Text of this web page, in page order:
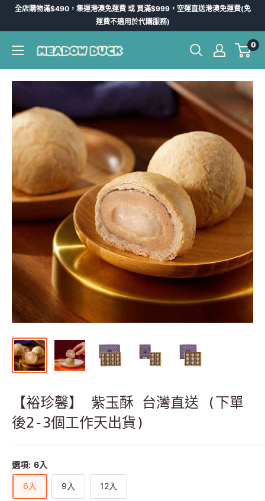
全店購物滿$490，集運港澳免運費 或 買滿$999，空運直送港澳免運費(免
運費不適用於代購服務)
Meadow
灣
代
0
【裕珍馨】 紫玉酥 台灣直送 (下單
後2-3個工作天出貨)
選項: 6入
6入 9入 12入